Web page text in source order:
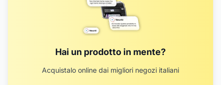
Hai un prodotto in mente?
Acquistalo online dai migliori negozi italiani